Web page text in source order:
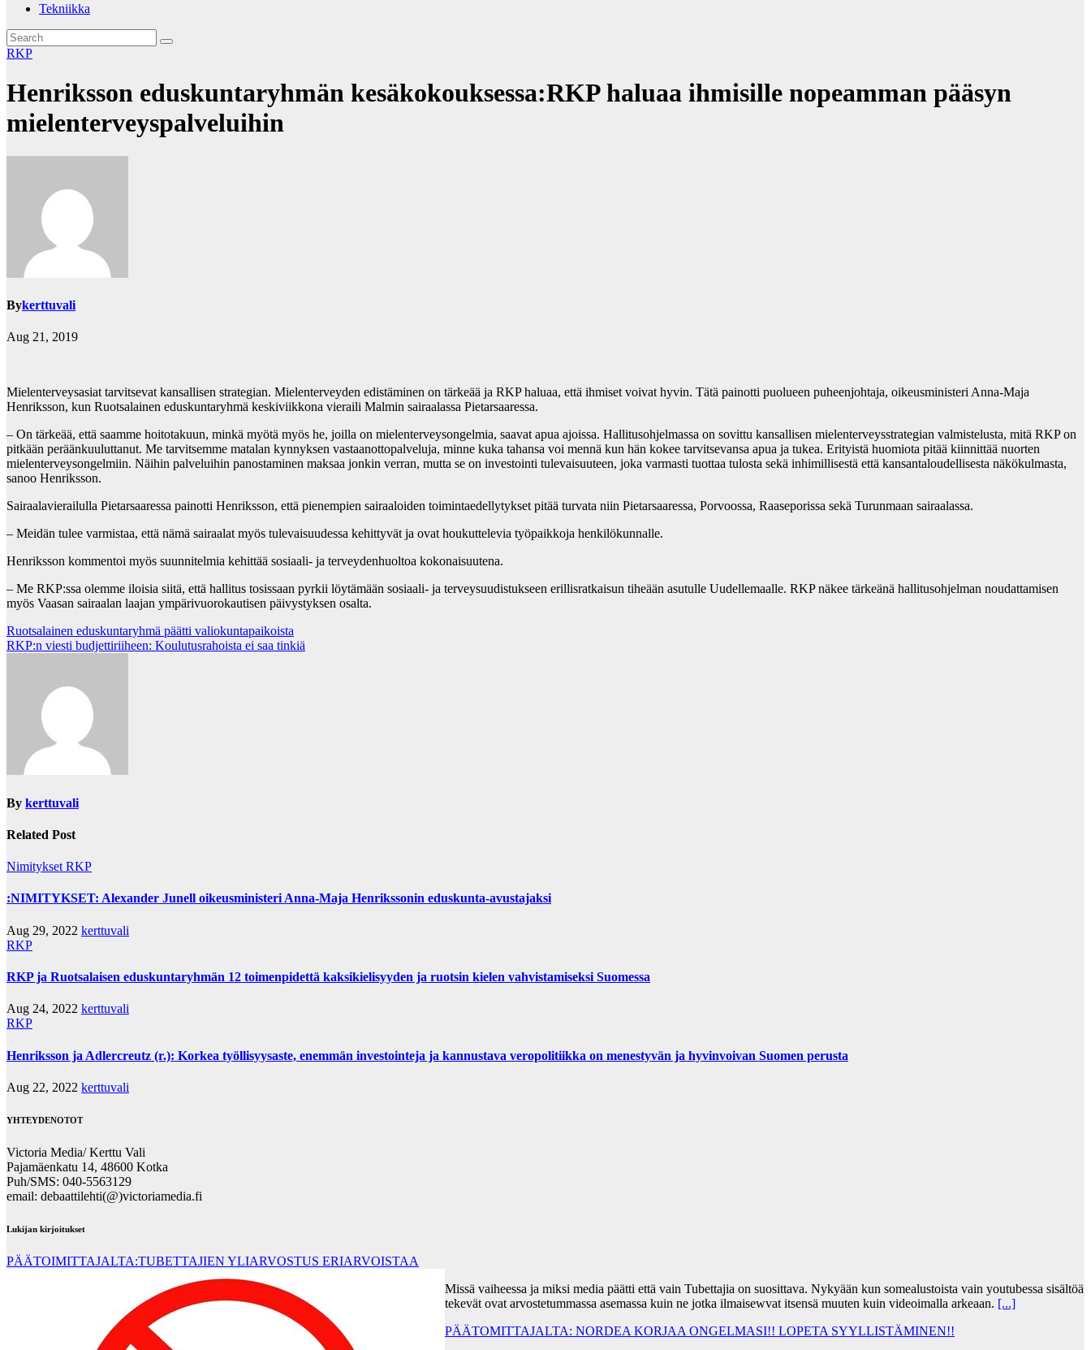
Tekniikka
RKP
Henriksson eduskuntaryhmän kesäkokouksessa:RKP haluaa ihmisille nopeamman pääsyn
mielenterveyspalveluihin
Bykerttuvali
Aug 21, 2019
Mielenterveysasiat tarvitsevat kansallisen strategian. Mielenterveyden edistäminen on tärkeää ja RKP haluaa, että ihmiset voivat hyvin. Tätä painotti puolueen puheenjohtaja, oikeusministeri Anna-Maja
Henriksson, kun Ruotsalainen eduskuntaryhmä keskiviikkona vieraili Malmin sairaalassa Pietarsaaressa.
– On tärkeää, että saamme hoitotakuun, minkä myötä myös he, joilla on mielenterveysongelmia, saavat apua ajoissa. Hallitusohjelmassa on sovittu kansallisen mielenterveysstrategian valmistelusta, mitä RKP on
pitkään peräänkuuluttanut. Me tarvitsemme matalan kynnyksen vastaanottopalveluja, minne kuka tahansa voi mennä kun hän kokee tarvitsevansa apua ja tukea. Erityistä huomiota pitää kiinnittää nuorten
mielenterveysongelmiin. Näihin palveluihin panostaminen maksaa jonkin verran, mutta se on investointi tulevaisuuteen, joka varmasti tuottaa tulosta sekä inhimillisestä että kansantaloudellisesta näkökulmasta,
sanoo Henriksson.
Sairaalavierailulla Pietarsaaressa painotti Henriksson, että pienempien sairaaloiden toimintaedellytykset pitää turvata niin Pietarsaaressa, Porvoossa, Raaseporissa sekä Turunmaan sairaalassa.
– Meidän tulee varmistaa, että nämä sairaalat myös tulevaisuudessa kehittyvät ja ovat houkuttelevia työpaikkoja henkilökunnalle.
Henriksson kommentoi myös suunnitelmia kehittää sosiaali- ja terveydenhuoltoa kokonaisuutena.
– Me RKP:ssa olemme iloisia siitä, että hallitus tosissaan pyrkii löytämään sosiaali- ja terveysuudistukseen erillisratkaisun tiheään asutulle Uudellemaalle. RKP näkee tärkeänä hallitusohjelman noudattamisen
myös Vaasan sairaalan laajan ympärivuorokautisen päivystyksen osalta.
Post
navigation
Ruotsalainen eduskuntaryhmä päätti valiokuntapaikoista
RKP:n viesti budjettiriiheen: Koulutusrahoista ei saa tinkiä
By kerttuvali
Related Post
Nimitykset RKP
:NIMITYKSET: Alexander Junell oikeusministeri Anna-Maja Henrikssonin eduskunta-avustajaksi
Aug 29, 2022 kerttuvali
RKP
RKP ja Ruotsalaisen eduskuntaryhmän 12 toimenpidettä kaksikielisyyden ja ruotsin kielen vahvistamiseksi Suomessa
Aug 24, 2022 kerttuvali
RKP
Henriksson ja Adlercreutz (r.): Korkea työllisyysaste, enemmän investointeja ja kannustava veropolitiikka on menestyvän ja hyvinvoivan Suomen perusta
Aug 22, 2022 kerttuvali
YHTEYDENOTOT
Victoria Media/ Kerttu Vali
Pajamäenkatu 14, 48600 Kotka
Puh/SMS: 040-5563129
email: debaattilehti(@)victoriamedia.fi
Lukijan kirjoitukset
PÄÄTOIMITTAJALTA:TUBETTAJIEN YLIARVOSTUS ERIARVOISTAA
Missä vaiheessa ja miksi media päätti että vain Tubettajia on suosittava. Nykyään kun somealustoista vain youtubessa sisältöä
tekevät ovat arvostetummassa asemassa kuin ne jotka ilmaisewvat itsensä muuten kuin videoimalla arkeaan. [...]
PÄÄTOMITTAJALTA: NORDEA KORJAA ONGELMASI!! LOPETA SYYLLISTÄMINEN!!